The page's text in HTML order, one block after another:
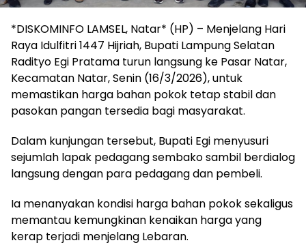
*DISKOMINFO LAMSEL, Natar* (HP) – Menjelang Hari
Raya Idulfitri 1447 Hijriah, Bupati Lampung Selatan
Radityo Egi Pratama turun langsung ke Pasar Natar,
Kecamatan Natar, Senin (16/3/2026), untuk
memastikan harga bahan pokok tetap stabil dan
pasokan pangan tersedia bagi masyarakat.
Dalam kunjungan tersebut, Bupati Egi menyusuri
sejumlah lapak pedagang sembako sambil berdialog
langsung dengan para pedagang dan pembeli.
Ia menanyakan kondisi harga bahan pokok sekaligus
memantau kemungkinan kenaikan harga yang
kerap terjadi menjelang Lebaran.